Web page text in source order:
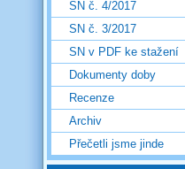
SN č. 4/2017
SN č. 3/2017
SN v PDF ke stažení
Dokumenty doby
Recenze
Archiv
Přečetli jsme jinde